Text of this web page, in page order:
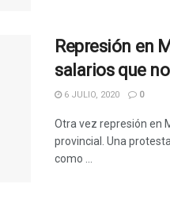
Represión en
salarios que
6 JULIO, 2020 0
Otra vez represión en
provincial. Una
como ...